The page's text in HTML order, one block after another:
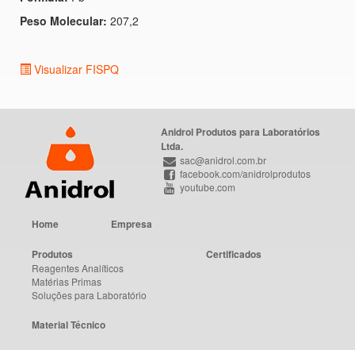
Peso Molecular: 207,2
Visualizar FISPQ
Anidrol Produtos para Laboratórios
Ltda.
sac@anidrol.com.br
facebook.com/anidrolprodutos
youtube.com
Home Empresa
Produtos
Reagentes Analíticos
Matérias Primas
Soluções para Laboratório
Certificados
Material Técnico